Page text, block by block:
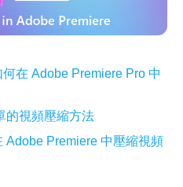
在 Adobe Premiere Pro 中
的視頻壓縮方法
Adobe Premiere 中壓縮視頻